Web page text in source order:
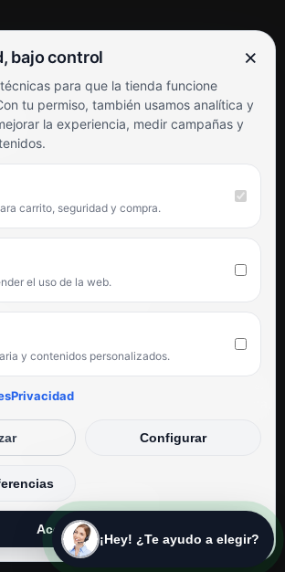
SOBRE 5 EN GOOGLE
varias ocasiones y siempre dan respuesta.
de 10.»
por SitiosWebPRO
¡Hey! ¿Te ayudo a elegir?
bajo control ×
para que la tienda funcione
tu permiso, también usamos analítica y
la experiencia, medir campañas y
carrito, seguridad y compra.
el uso de la web.
y contenidos personalizados.
Privacidad
Configurar
Aceptar todas